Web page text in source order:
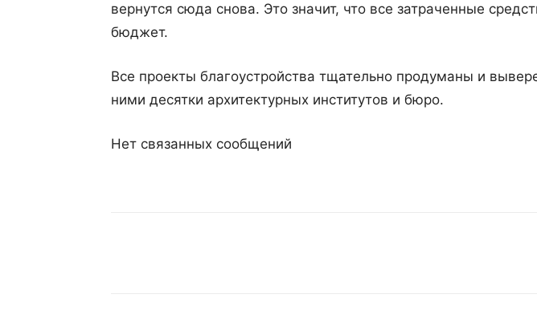
вернутся сюда снова. Это значит, что все затраченные
бюджет.
Все проекты благоустройства тщательно продуманы и
ними десятки архитектурных институтов и бюро.
Нет связанных сообщений